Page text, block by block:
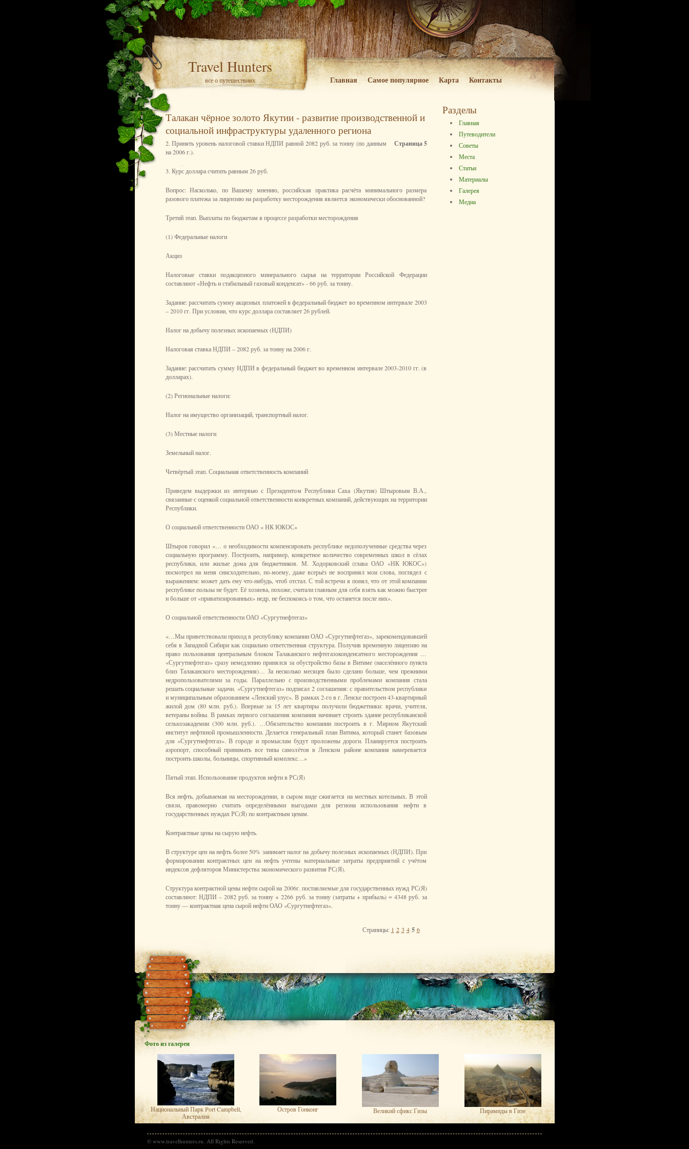
Travel Hunters
все о путешествиях Главная Самое популярное Карта Контакты
Талакан чёрное золото Якутии - развитие производственной и
социальной инфраструктуры удаленного региона
Страница 5
2. Принять уровень налоговой ставки НДПИ равной 2082 руб. за тонну (по данным
на 2006 г.).
3. Курс доллара считать равным 26 руб.
Вопрос: Насколько, по Вашему мнению, российская практика расчёта минимального размера
разового платежа за лицензию на разработку месторождения является экономически обоснованной?
Третий этап. Выплаты по бюджетам в процессе разработки месторождения
(1) Федеральные налоги
Акциз
Налоговые ставки подакцизного минерального сырья на территории Российской Федерации
составляют «Нефть и стабильный газовый конденсат» - 66 руб. за тонну.
Задание: рассчитать сумму акцизных платежей в федеральный бюджет во временном интервале 2003
– 2010 гг. При условии, что курс доллара составляет 26 рублей.
Налог на добычу полезных ископаемых (НДПИ)
Налоговая ставка НДПИ – 2082 руб. за тонну на 2006 г.
Задание: рассчитать сумму НДПИ в федеральный бюджет во временном интервале 2003-2010 гг. (в
долларах).
(2) Региональные налоги:
Налог на имущество организаций, транспортный налог.
(3) Местные налоги
Земельный налог.
Четвёртый этап. Социальная ответственность компаний
Приведем выдержки из интервью с Президентом Республики Саха (Якутия) Штыровым В.А.,
связанные с оценкой социальной ответственности конкретных компаний, действующих на территории
Республики.
О социальной ответственности ОАО « НК ЮКОС»
Штыров говорил «… о необходимости компенсировать республике недополученные средства через
социальную программу. Построить, например, конкретное количество современных школ в сёлах
республики, или жилые дома для бюджетников. М. Ходорковский (глава ОАО «НК ЮКОС»)
посмотрел на меня снисходительно, по-моему, даже всерьёз не воспринял мои слова, поглядел с
выражением: может дать ему что-нибудь, чтоб отстал. С той встречи я понял, что от этой компании
республике пользы не будет. Её хозяева, похоже, считали главным для себя взять как можно быстрее
и больше от «приватизированных» недр, не беспокоясь о том, что останется после них».
О социальной ответственности ОАО «Сургутнефтегаз»
«…Мы приветствовали приход в республику компании ОАО «Сургутнефтегаз», зарекомендовавшей
себя в Западной Сибири как социально ответственная структура. Получив временную лицензию на
право пользования центральным блоком Талаканского нефтегазоконденсатного месторождения …
«Сургутнефтегаз» сразу немедленно принялся за обустройство базы в Витиме (населённого пункта
близ Талаканского месторождения)… За несколько месяцев было сделано больше, чем прежними
недропользователями за годы. Параллельно с производственными проблемами компания стала
решать социальные задачи. «Сургутнефтегаз» подписал 2 соглашения: с правительством республики
и муниципальным образованием «Ленский улус». В рамках 2-го в г. Ленске построен 43-квартирный
жилой дом (80 млн. руб.). Впервые за 15 лет квартиры получили бюджетники: врачи, учителя,
ветераны войны. В рамках первого соглашения компания начинает строить здание республиканской
сельхозакадемии (300 млн. руб.). …Обязательство компании построить в г. Мирном Якутский
институт нефтяной промышленности. Делается генеральный план Витима, который станет базовым
для «Сургутнефтегаз». В городе и промыслам будут проложены дороги. Планируется построить
аэропорт, способный принимать все типы самолётов в Ленском районе компания намеревается
построить школы, больницы, спортивный комплекс…»
Пятый этап. Использование продуктов нефти в РС(Я)
Вся нефть, добываемая на месторождении, в сыром виде сжигается на местных котельных. В этой
связи, правомерно считать определёнными выгодами для региона использования нефти в
государственных нуждах РС(Я) по контрактным ценам.
Контрактные цены на сырую нефть.
В структуре цен на нефть более 50% занимает налог на добычу полезных ископаемых (НДПИ). При
формировании контрактных цен на нефть учтены материальные затраты предприятий с учётом
индексов дефляторов Министерства экономического развития РС(Я).
Структура контрактной цены нефти сырой на 2006г. поставляемые для государственных нужд РС(Я)
составляют: НДПИ – 2082 руб. за тонну + 2266 руб. за тонну (затраты + прибыль) = 4348 руб. за
тонну — контрактная цена сырой нефти ОАО «Сургутнефтегаз».
Страницы: 1 2 3 4 5 6
Разделы
Главная
Путеводители
Советы
Места
Статьи
Материалы
Галерея
Медиа
Фото из галереи
Национальный Парк Port Campbell,
Австралия
Остров Гонконг Великий сфикс Гизы Пирамиды в Гизе
© www.travelhunters.ru. All Rights Reserved.